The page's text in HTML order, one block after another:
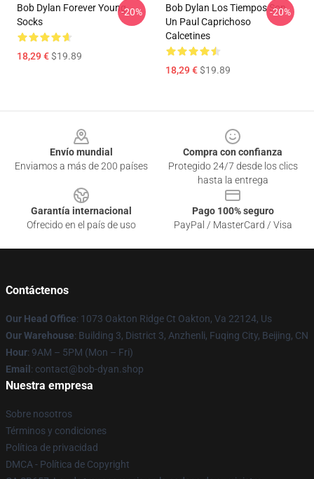
Bob Dylan Forever Young
Socks
18,29 €$19.89
-20%
Bob Dylan Los Tiempos Son
Un Paul Caprichoso
Calcetines
18,29 €$19.89
-20%
Envío mundial
Enviamos a más de 200 países
Compra con confianza
Protegido 24/7 desde los clics
hasta la entrega
Garantía internacional
Ofrecido en el país de uso
Pago 100% seguro
PayPal / MasterCard / Visa
Contáctenos
Our Head Office: 1073 Oakton Ridge Ct Oakton, Va 22124, Us
Our Warehouse: Building 3, District 3, Anzhenli, Fuqing City, Beijing, CN
Hour: 9AM – 5PM (Mon – Fri)
Email : contact@bob-dyan.shop
Nuestra empresa
Sobre nosotros
Términos y condiciones
Política de privacidad
DMCA - Política de Copyright